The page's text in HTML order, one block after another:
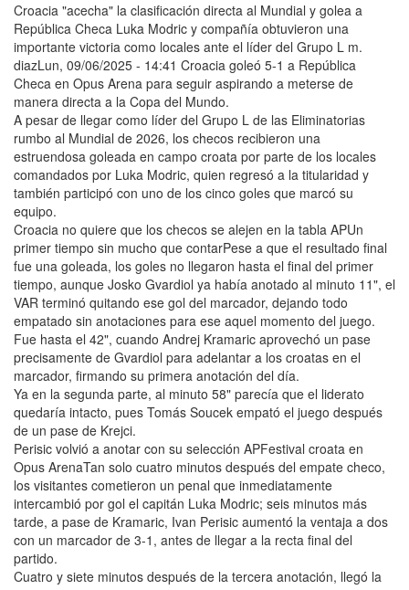
Croacia "acecha" la clasificación directa al Mundial y golea a
República Checa Luka Modric y compañía obtuvieron una
importante victoria como locales ante el líder del Grupo L m.
diazLun, 09/06/2025 - 14:41 Croacia goleó 5-1 a República
Checa en Opus Arena para seguir aspirando a meterse de
manera directa a la Copa del Mundo.
A pesar de llegar como líder del Grupo L de las Eliminatorias
rumbo al Mundial de 2026, los checos recibieron una
estruendosa goleada en campo croata por parte de los locales
comandados por Luka Modric, quien regresó a la titularidad y
también participó con uno de los cinco goles que marcó su
equipo.
Croacia no quiere que los checos se alejen en la tabla APUn
primer tiempo sin mucho que contarPese a que el resultado final
fue una goleada, los goles no llegaron hasta el final del primer
tiempo, aunque Josko Gvardiol ya había anotado al minuto 11", el
VAR terminó quitando ese gol del marcador, dejando todo
empatado sin anotaciones para ese aquel momento del juego.
Fue hasta el 42", cuando Andrej Kramaric aprovechó un pase
precisamente de Gvardiol para adelantar a los croatas en el
marcador, firmando su primera anotación del día.
Ya en la segunda parte, al minuto 58" parecía que el liderato
quedaría intacto, pues Tomás Soucek empató el juego después
de un pase de Krejci.
Perisic volvió a anotar con su selección APFestival croata en
Opus ArenaTan solo cuatro minutos después del empate checo,
los visitantes cometieron un penal que inmediatamente
intercambió por gol el capitán Luka Modric; seis minutos más
tarde, a pase de Kramaric, Ivan Perisic aumentó la ventaja a dos
con un marcador de 3-1, antes de llegar a la recta final del
partido.
Cuatro y siete minutos después de la tercera anotación, llegó la